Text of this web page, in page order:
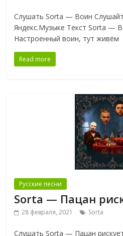
Слушать Sorta — Воин
Яндекс.Музыке Текст Sorta —
Настроенный воин, тут живём
Read more
Русские песни
Sorta — Пацан
28 февраля, 2021 Sorta
Слушать Sorta — Пацан